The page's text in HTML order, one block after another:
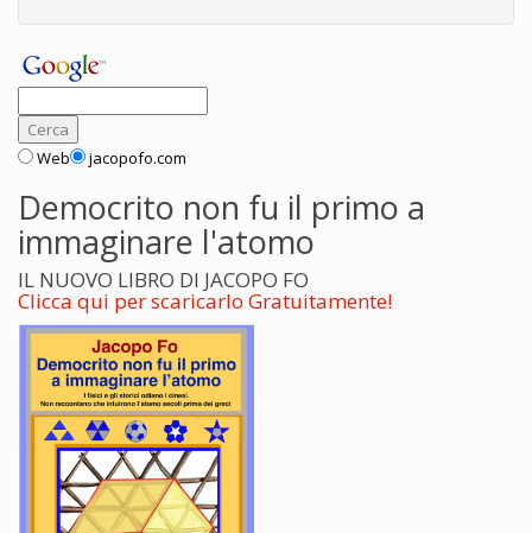
Web jacopofo.com
Democrito non fu il primo a
immaginare l'atomo
IL NUOVO LIBRO DI JACOPO FO
Clicca qui per scaricarlo Gratuitamente!